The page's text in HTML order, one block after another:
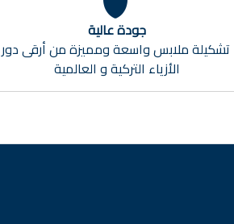
جودة عالية
تشكيلة ملابس واسعة ومميزة من أرقى دور
الأزياء التركية و العالمية